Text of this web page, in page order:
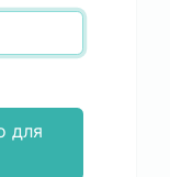
для